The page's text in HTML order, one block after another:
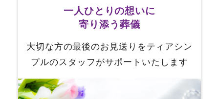
一人ひとりの想いに
寄り添う葬儀
大切な方の最後のお見送りをティアシン
プルのスタッフがサポートいたします